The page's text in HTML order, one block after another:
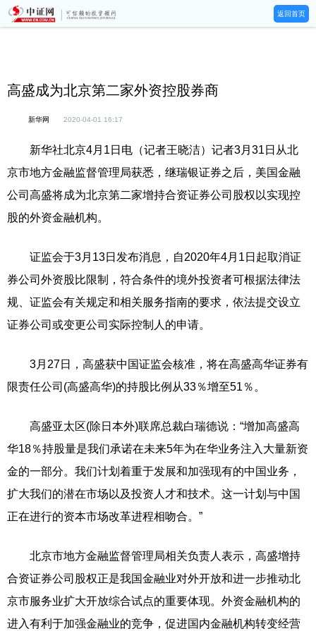
返回首页
高盛成为北京第二家外资控股券商
新华网 2020-04-01 16:17
新华社北京4月1日电（记者王晓洁）记者3月31日从北
京市地方金融监督管理局获悉，继瑞银证券之后，美国金融
公司高盛将成为北京第二家增持合资证券公司股权以实现控
股的外资金融机构。
证监会于3月13日发布消息，自2020年4月1日起取消证
券公司外资股比限制，符合条件的境外投资者可根据法律法
规、证监会有关规定和相关服务指南的要求，依法提交设立
证券公司或变更公司实际控制人的申请。
3月27日，高盛获中国证监会核准，将在高盛高华证券有
限责任公司(高盛高华)的持股比例从33％增至51％。
高盛亚太区(除日本外)联席总裁白瑞德说：“增加高盛高
华18％持股量是我们承诺在未来5年为在华业务注入大量新资
金的一部分。我们计划着重于发展和加强现有的中国业务，
扩大我们的潜在市场以及投资人才和技术。这一计划与中国
正在进行的资本市场改革进程相吻合。”
北京市地方金融监督管理局相关负责人表示，高盛增持
合资证券公司股权正是我国金融业对外开放和进一步推动北
京市服务业扩大开放综合试点的重要体现。外资金融机构的
进入有利于加强金融业的竞争，促进国内金融机构转变经营